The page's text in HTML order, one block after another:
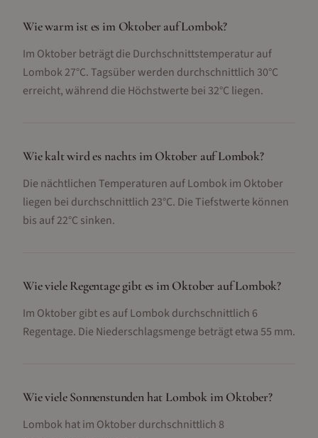
Wie warm ist es im Oktober auf Lombok?
Im Oktober beträgt die Durchschnittstemperatur auf
Lombok 27°C. Tagsüber werden durchschnittlich 30°C
erreicht, während die Höchstwerte bei 32°C liegen.
Wie kalt wird es nachts im Oktober auf Lombok?
Die nächtlichen Temperaturen auf Lombok im Oktober
liegen bei durchschnittlich 23°C. Die Tiefstwerte können
bis auf 22°C sinken.
Wie viele Regentage gibt es im Oktober auf Lombok?
Im Oktober gibt es auf Lombok durchschnittlich 6
Regentage. Die Niederschlagsmenge beträgt etwa 55 mm.
Wie viele Sonnenstunden hat Lombok im Oktober?
Lombok hat im Oktober durchschnittlich 8